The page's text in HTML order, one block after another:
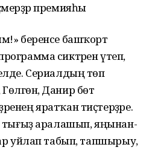
премияһы
беренсе башҡорт
сиктәрен үтеп,
Сериалдың төп
Гөлгөнә, Данир бөтә
яратҡан тиҫтерҙәре.
тығыҙ аралашып, яңынан-
уйлап табып, тапшырыу,